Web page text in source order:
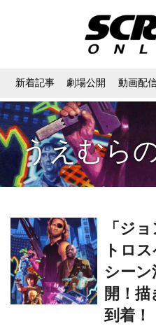
新着記事 劇場公開 動画配
うえむら
「ジ
トロ
シー
開！
到着！